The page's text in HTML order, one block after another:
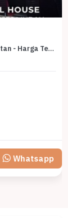
Rumah Area Luxury Kuningan, Jakarta Selatan - Harga Terbaik 27,5 Miliar
Whatsapp